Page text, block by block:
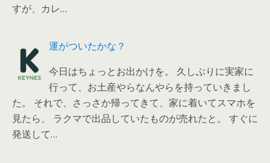
すが、カレ…
運がついたかな？
今日はちょっとお出かけを。 久しぶりに実家に
行って、お土産やらなんやらを持っていきまし
た。 それで、さっさか帰ってきて、家に着いてスマホを
見たら、 ラクマで出品していたものが売れたと。 すぐに
発送して…